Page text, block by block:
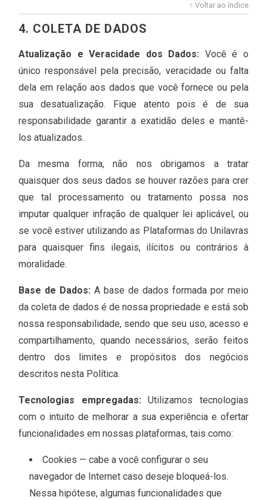
↑ Voltar ao índice
4. COLETA DE DADOS
Atualização e Veracidade dos Dados: Você é o
único responsável pela precisão, veracidade ou falta
dela em relação aos dados que você fornece ou pela
sua desatualização. Fique atento pois é de sua
responsabilidade garantir a exatidão deles e mantê-
los atualizados.
Da mesma forma, não nos obrigamos a tratar
quaisquer dos seus dados se houver razões para crer
que tal processamento ou tratamento possa nos
imputar qualquer infração de qualquer lei aplicável, ou
se você estiver utilizando as Plataformas do Unilavras
para quaisquer fins ilegais, ilícitos ou contrários à
moralidade.
Base de Dados: A base de dados formada por meio
da coleta de dados é de nossa propriedade e está sob
nossa responsabilidade, sendo que seu uso, acesso e
compartilhamento, quando necessários, serão feitos
dentro dos limites e propósitos dos negócios
descritos nesta Política.
Tecnologias empregadas: Utilizamos tecnologias
com o intuito de melhorar a sua experiência e ofertar
funcionalidades em nossas plataformas, tais como:
Cookies — cabe a você configurar o seu
navegador de Internet caso deseje bloqueá-los.
Nessa hipótese, algumas funcionalidades que